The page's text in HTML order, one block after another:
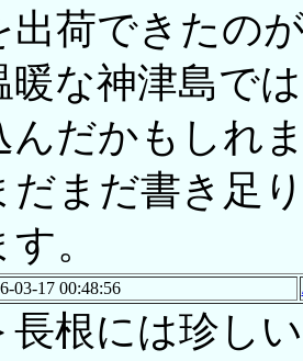
出荷できたの
暖な神津島で
んだかもしれ
だまだ書き足
す。
03-17 00:48:56
長根には珍し